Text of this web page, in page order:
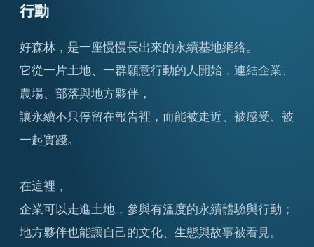
行動
好森林，是一座慢慢長出來的永續基地網絡。
它從一片土地、一群願意行動的人開始，連結企業、
農場、部落與地方夥伴 ，
讓永續不只停留在報告裡，而能被走近、被感受、被
一起實踐。
在這裡，
企業可以走進土地，參與有溫度的永續體驗與行動；
地方夥伴也能讓自己的文化、生態與故事被看見。